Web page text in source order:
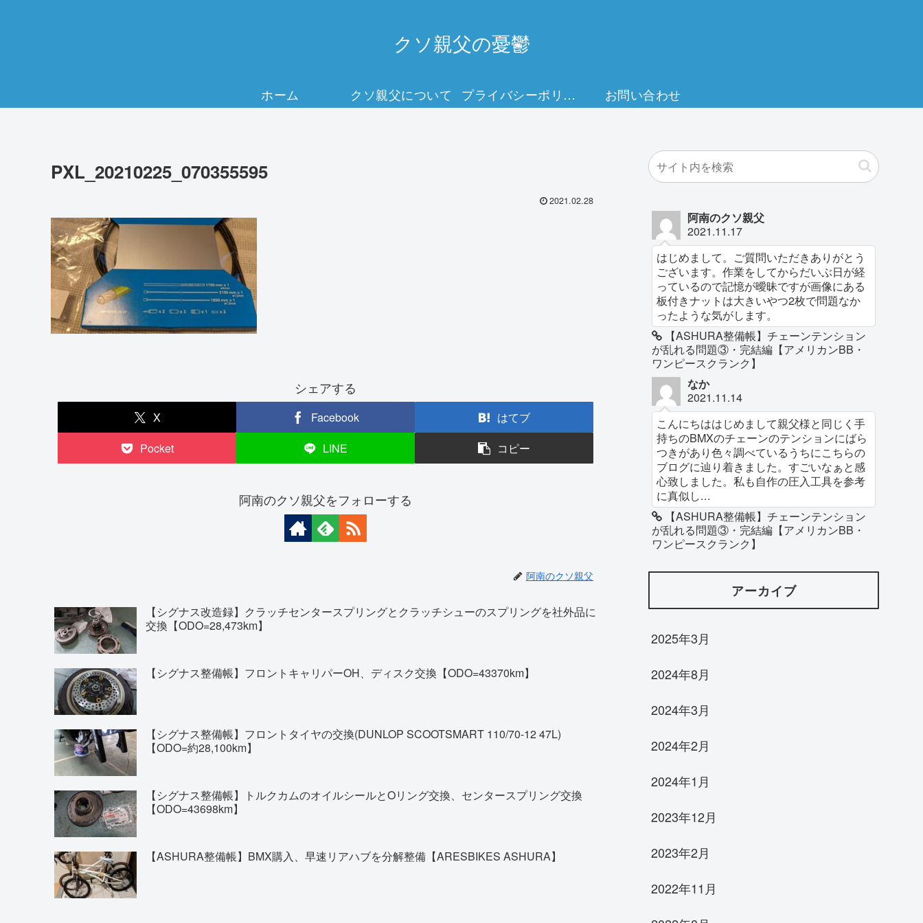
クソ親父の憂鬱
ホーム クソ親父について プライバシーポリシー お問い合わせ
PXL_20210225_070355595
2021.02.28
シェアする
X Facebook
はてブ
Pocket
LINE コピー
阿南のクソ親父をフォローする
阿南のクソ親父
【シグナス改造録】クラッチセンタースプリングとクラッチシューのスプリングを社外品に
交換【ODO=28,473km】
【シグナス整備帳】フロントキャリパーOH、ディスク交換【ODO=43370km】
【シグナス整備帳】フロントタイヤの交換(DUNLOP SCOOTSMART 110/70-12 47L)
【ODO=約28,100km】
【シグナス整備帳】トルクカムのオイルシールとOリング交換、センタースプリング交換
【ODO=43698km】
【ASHURA整備帳】BMX購入、早速リアハブを分解整備【ARESBIKES ASHURA】
阿南のクソ親父
2021.11.17
はじめまして。ご質問いただきありがとう
ございます。作業をしてからだいぶ日が経
っているので記憶が曖昧ですが画像にある
板付きナットは大きいやつ2枚で問題なか
ったような気がします。
【ASHURA整備帳】チェーンテンション
が乱れる問題③・完結編【アメリカンBB・
ワンピースクランク】
なか
2021.11.14
こんにちははじめまして親父様と同じく手
持ちのBMXのチェーンのテンションにばら
つきがあり色々調べているうちにこちらの
ブログに辿り着きました。すごいなぁと感
心致しました。私も自作の圧入工具を参考
に真似し...
【ASHURA整備帳】チェーンテンション
が乱れる問題③・完結編【アメリカンBB・
ワンピースクランク】
アーカイブ
2025年3月
2024年8月
2024年3月
2024年2月
2024年1月
2023年12月
2023年2月
2022年11月